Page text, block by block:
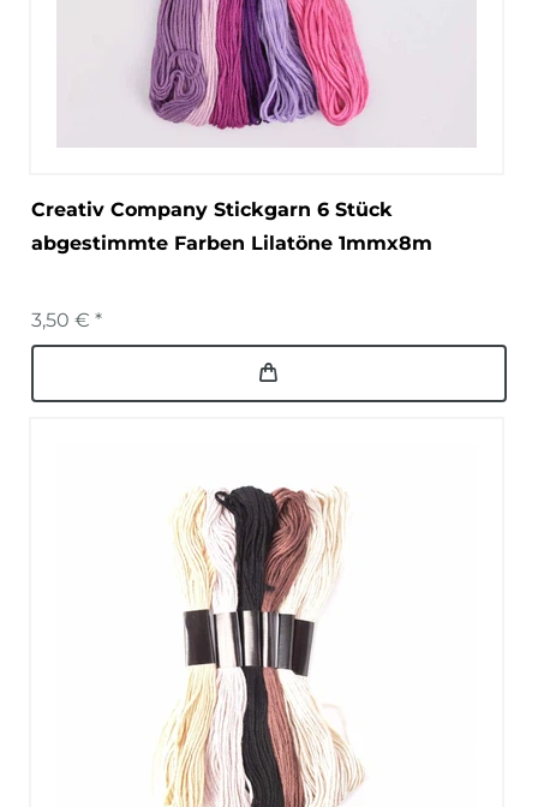
Creativ Company Stickgarn 6 Stück
abgestimmte Farben Lilatöne 1mmx8m
3,50 € *